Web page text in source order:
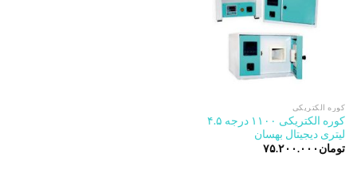
کوره الکتریکی
کوره الکتریکی ۱۱۰۰ درجه ۴.۵
لیتری دیجیتال بهسان
تومان ۷۵.۲۰۰.۰۰۰